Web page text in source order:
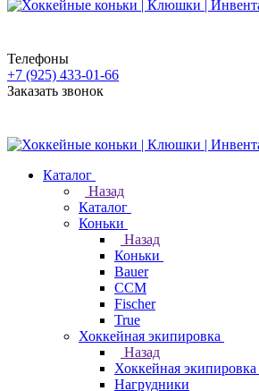
Телефоны
+7 (925) 433-01-66
Заказать звонок
Каталог
Назад
Каталог
Коньки
Назад
Коньки
Bauer
CCM
Fischer
True
Хоккейная экипировка
Назад
Хоккейная экипировка
Нагрудники